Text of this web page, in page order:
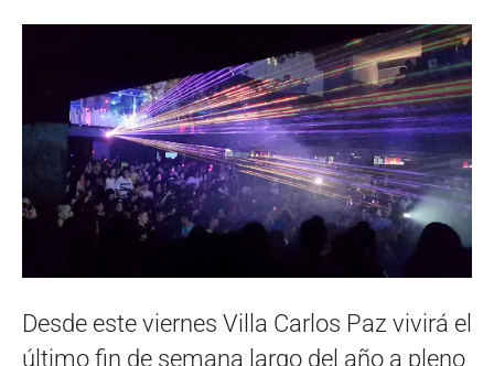
Desde este viernes Villa Carlos Paz vivirá el
último fin de semana largo del año a pleno